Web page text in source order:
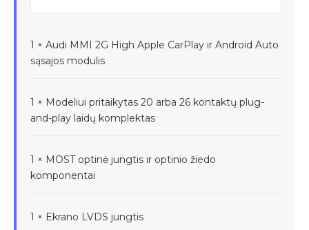
1 × Audi MMI 2G High Apple CarPlay ir Android Auto
sąsajos modulis
1 × Modeliui pritaikytas 20 arba 26 kontaktų plug-
and-play laidų komplektas
1 × MOST optinė jungtis ir optinio žiedo
komponentai
1 × Ekrano LVDS jungtis